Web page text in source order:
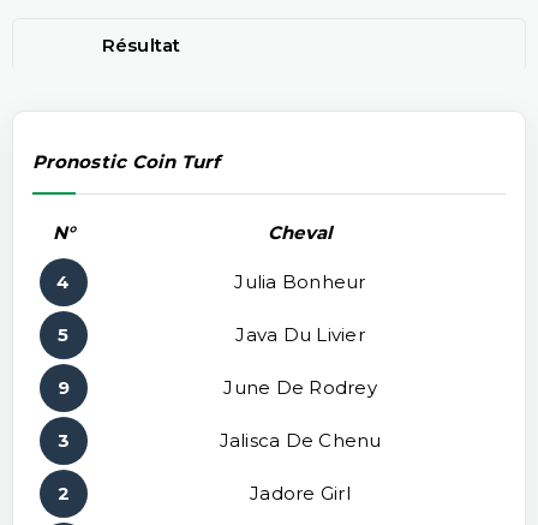
Résultat
Pronostic Coin Turf
N° Cheval
4 Julia Bonheur
5 Java Du Livier
9 June De Rodrey
3 Jalisca De Chenu
2 Jadore Girl